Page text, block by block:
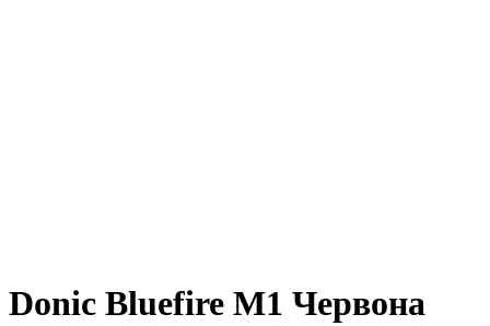
Donic Bluefire M1 Червона